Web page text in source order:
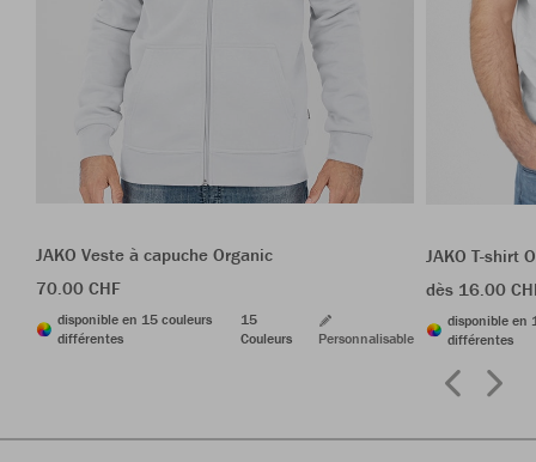
JAKO Veste à capuche Organic
70.00 CHF
disponible en 15 couleurs
différentes
15
Couleurs
Personnalisable
JAKO T-shirt
dès 16.00
disponible en
différentes